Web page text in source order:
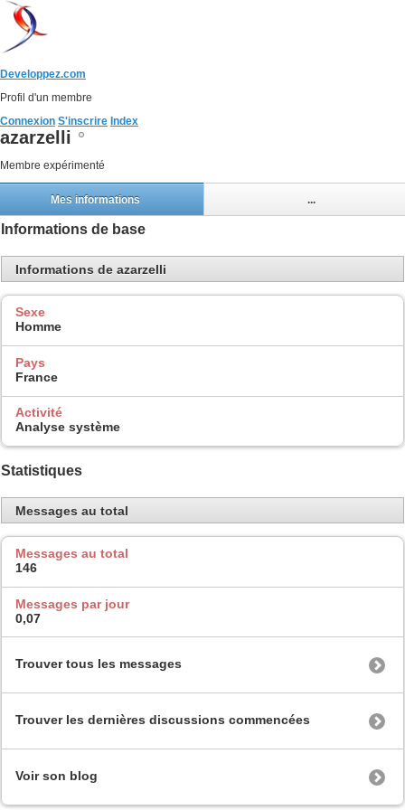
Developpez.com
Profil d'un membre
Connexion S'inscrire Index
azarzelli
Membre expérimenté
Mes informations ...
Informations de base
Informations de azarzelli
Sexe
Homme
Pays
France
Activité
Analyse système
Statistiques
Messages au total
Messages au total
146
Messages par jour
0,07
Trouver tous les messages
Trouver les dernières discussions commencées
Voir son blog